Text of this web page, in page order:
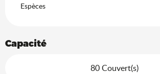
Espèces
Capacité
80 Couvert(s)